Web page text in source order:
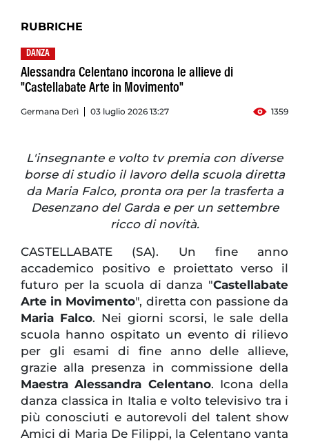
RUBRICHE
DANZA
Alessandra Celentano incorona le allieve di
"Castellabate Arte in Movimento"
Germana Derì 03 luglio 2026 13:27 1359
L'insegnante e volto tv premia con diverse
borse di studio il lavoro della scuola diretta
da Maria Falco, pronta ora per la trasferta a
Desenzano del Garda e per un settembre
ricco di novità.
CASTELLABATE (SA). Un fine anno
accademico positivo e proiettato verso il
futuro per la scuola di danza "Castellabate
Arte in Movimento", diretta con passione da
Maria Falco. Nei giorni scorsi, le sale della
scuola hanno ospitato un evento di rilievo
per gli esami di fine anno delle allieve,
grazie alla presenza in commissione della
Maestra Alessandra Celentano. Icona della
danza classica in Italia e volto televisivo tra i
più conosciuti e autorevoli del talent show
Amici di Maria De Filippi, la Celentano vanta